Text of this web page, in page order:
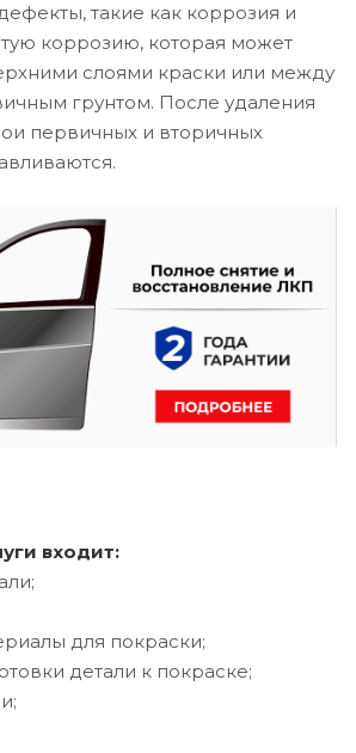
такие как коррозия и
коррозию, которая может
слоями краски или между
грунтом. После удаления
первичных и вторичных
входит:
для покраски;
детали к покраске;